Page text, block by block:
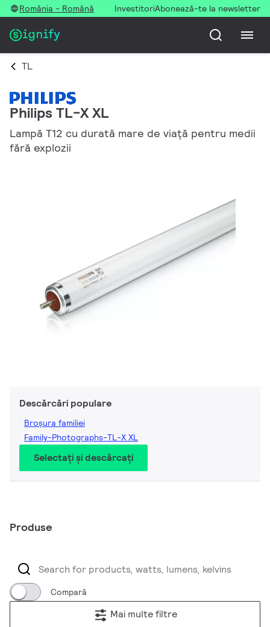
România - Română InvestitoriAbonează-te la newsletter
TL
Philips TL-X XL
Lampă T12 cu durată mare de viaţă pentru medii
fără explozii
Descărcări populare
Broșura familiei
Family-Photographs-TL-X XL
Selectați și descărcați
Produse
Compară
Mai multe filtre